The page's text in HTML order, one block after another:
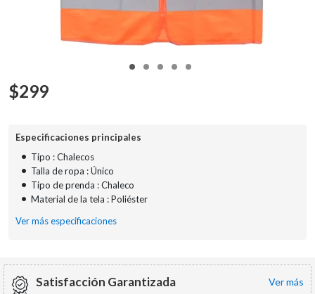
$299
Especificaciones principales
• Tipo : Chalecos
• Talla de ropa : Único
• Tipo de prenda : Chaleco
• Material de la tela : Poliéster
Ver más especificaciones
Satisfacción Garantizada
ver más